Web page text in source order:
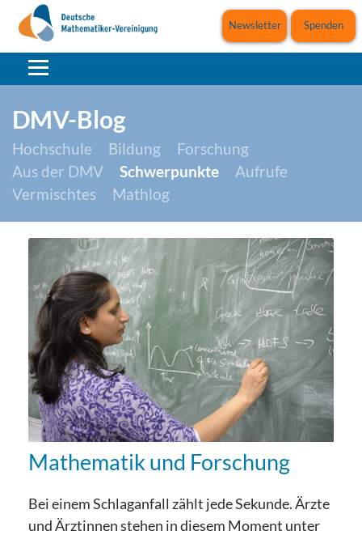
Spenden
Newsletter
DMV-Blog
Hochschule Bildung
Forschung
Aus der DMV
Schwerpunkte
Aufrufe
Vermischtes
Mathlog
Mathematik und Forschung
Bei einem Schlaganfall zählt jede Sekunde. Ärzte
und Ärztinnen stehen in diesem Moment unter